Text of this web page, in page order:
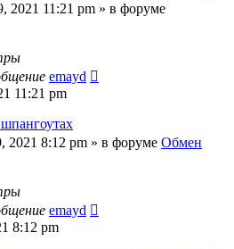
2021 11:21 pm » в форуме
emayd
11:21 pm
2021 8:12 pm » в форуме Обмен
emayd
8:12 pm